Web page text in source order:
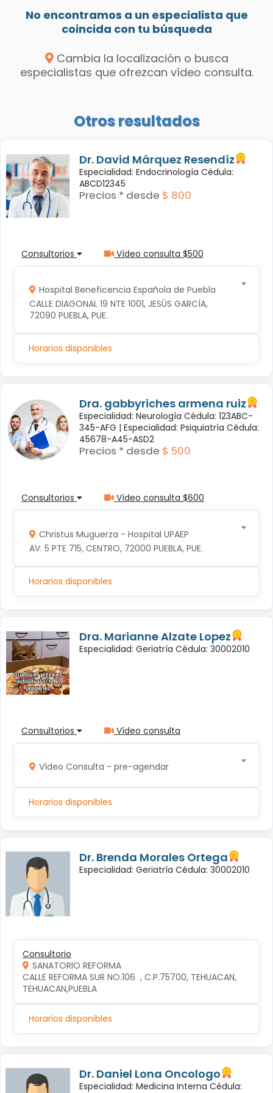
No encontramos a un especialista que
coincida con tu búsqueda
Cambia la localización o busca
especialistas que ofrezcan vídeo consulta.
Otros resultados
Dr. David Márquez Resendíz
Especialidad: Endocrinología Cédula:
ABCD12345
Precios * desde $ 800
Consultorios Vídeo consulta $500
Hospital Beneficencia Española de Puebla
CALLE DIAGONAL 19 NTE 1001, JESÚS GARCÍA,
72090 PUEBLA, PUE.
Horarios disponibles
Dra. gabbyriches armena ruiz
Especialidad: Neurología Cédula: 123ABC-
345-AFG | Especialidad: Psiquiatría Cédula:
45678-A45-ASD2
Precios * desde $ 500
Consultorios Vídeo consulta $600
Christus Muguerza - Hospital UPAEP
AV. 5 PTE 715, CENTRO, 72000 PUEBLA, PUE.
Horarios disponibles
Dra. Marianne Alzate Lopez
Especialidad: Geriatría Cédula: 30002010
Consultorios Vídeo consulta
Vídeo Consulta - pre-agendar
Horarios disponibles
Dr. Brenda Morales Ortega
Especialidad: Geriatría Cédula: 30002010
Consultorio
SANATORIO REFORMA
CALLE REFORMA SUR NO.106  , C.P.75700, TEHUACAN,
TEHUACAN,PUEBLA
Horarios disponibles
Dr. Daniel Lona Oncologo
Especialidad: Medicina Interna Cédula: